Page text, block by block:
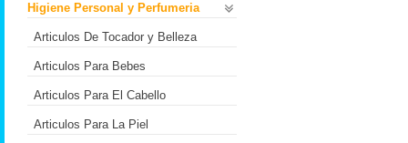
Higiene Personal y Perfumeria
Articulos De Tocador y Belleza
Articulos Para Bebes
Articulos Para El Cabello
Articulos Para La Piel